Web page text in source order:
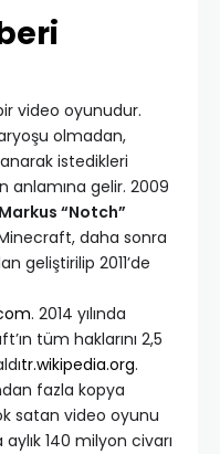
video oyunudur.
olmadan,
istedikleri
anlamına gelir. 2009
Markus “Notch”
daha sonra
geliştirilip 2011’de
. 2014 yılında
tüm haklarını 2,5
tr.wikipedia.org.
fazla kopya
satan video oyunu
140 milyon civarı